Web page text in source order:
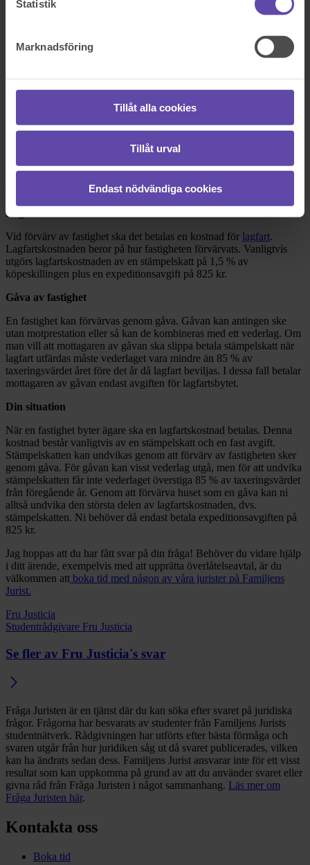
Statistik
Marknadsföring
Tillåt alla cookies
Tillåt urval
Endast nödvändiga cookies
Boka tid med jurist
Rådgivarens svar
Hej! Stort för att du vänder dig till Fråga Juristen med din fråga.
Nedan följer en redogörelse för vad som gäller.
Lagfartskostnad
Vid förvärv av fastighet ska det betalas en kostnad för lagfart.
Lagfartskostnaden beror på hur fastigheten förvärvats. Vanligtvis
utgörs lagfartskostnaden av en stämpelskatt på 1,5 % av
köpeskillingen plus en expeditionsavgift på 825 kr.
Gåva av fastighet
En fastighet kan förvärvas genom gåva. Gåvan kan antingen ske
utan motprestation eller så kan de kombineras med ett vederlag. Om
man vill att mottagaren av gåvan ska slippa betala stämpelskatt när
lagfart utfärdas måste vederlaget vara mindre än 85 % av
taxeringsvärdet året före det år då lagfart beviljas. I dessa fall betalar
mottagaren av gåvan endast avgiften för lagfartsbytet.
Din situation
När en fastighet byter ägare ska en lagfartskostnad betalas. Denna
kostnad består vanligtvis av en stämpelskatt och en fast avgift.
Stämpelskatten kan undvikas genom att förvärv av fastigheten sker
genom gåva. För gåvan kan visst vederlag utgå, men för att undvika
stämpelskatten får inte vederlaget överstiga 85 % av taxeringsvärdet
från föregående år. Genom att förvärva huset som en gåva kan ni
alltså undvika den största delen av lagfartskostnaden, dvs.
stämpelskatten. Ni behöver då endast betala expeditionsavgiften på
825 kr.
Jag hoppas att du har fått svar på din fråga! Behöver du vidare hjälp
i ditt ärende, exempelvis med att upprätta överlåtelseavtal, är du
välkommen att boka tid med någon av våra jurister på Familjens
Jurist.
Fru Justicia
Studentrådgivare Fru Justicia
Se fler av Fru Justicia's svar
Fråga Juristen är en tjänst där du kan söka efter svaret på juridiska
frågor. Frågorna har besvarats av studenter från Familjens Jurists
studentnätverk. Rådgivningen har utförts efter bästa förmåga och
svaren utgår från hur juridiken såg ut då svaret publicerades, vilken
kan ha ändrats sedan dess. Familjens Jurist ansvarar inte för ett visst
resultat som kan uppkomma på grund av att du använder svaret eller
givna råd från Fråga Juristen i något sammanhang. Läs mer om
Fråga Juristen här.
Kontakta oss
Boka tid